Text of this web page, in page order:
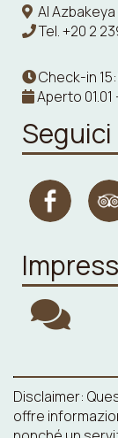
Al Azbakeya
Tel.+20 2
Check-in
Aperto 01.01
Seguici
Disclaimer:
offre